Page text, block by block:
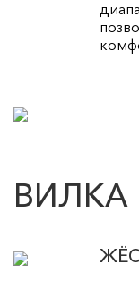
ВИЛКА